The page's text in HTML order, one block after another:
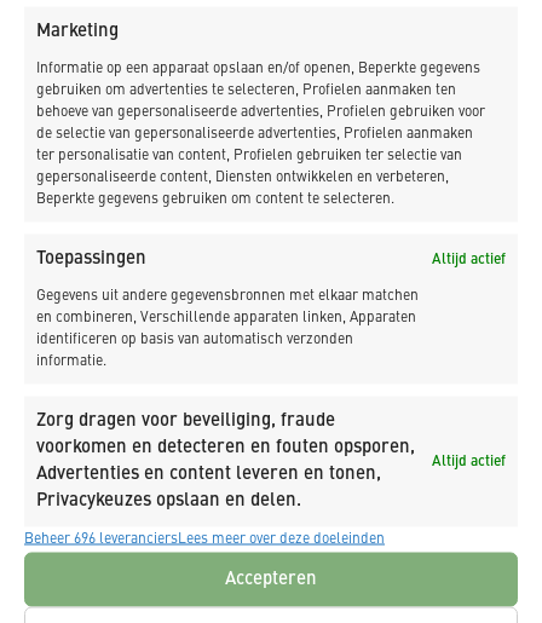
Marketing
Informatie op een apparaat opslaan en/of openen, Beperkte gegevens
gebruiken om advertenties te selecteren, Profielen aanmaken ten
behoeve van gepersonaliseerde advertenties, Profielen gebruiken voor
de selectie van gepersonaliseerde advertenties, Profielen aanmaken
ter personalisatie van content, Profielen gebruiken ter selectie van
gepersonaliseerde content, Diensten ontwikkelen en verbeteren,
Beperkte gegevens gebruiken om content te selecteren.
Toepassingen Altijd actief
Gegevens uit andere gegevensbronnen met elkaar matchen
en combineren, Verschillende apparaten linken, Apparaten
identificeren op basis van automatisch verzonden
informatie.
Zorg dragen voor beveiliging, fraude
voorkomen en detecteren en fouten opsporen,
Advertenties en content leveren en tonen,
Privacykeuzes opslaan en delen.
Altijd actief
Beheer 696 leveranciersLees meer over deze doeleinden
Accepteren
Gerelateerde projecten
Meer projecten met deze kenmerken.
Vervangen hoofdsteiger Grashaven
Hoorn